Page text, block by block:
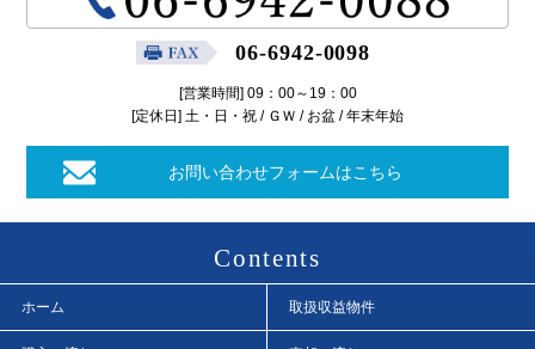
06-6942-0098
[営業時間] 09：00～19：00
[定休日] 土・日・祝 / ＧＷ / お盆 / 年末年始
お問い合わせフォームはこちら
Contents
ホーム 取扱収益物件